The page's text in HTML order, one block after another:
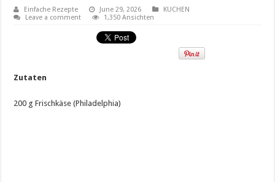
Einfache Rezepte June 29, 2026
KUCHEN
Leave a comment
1,350 Ansichten
Zutaten
200 g Frischkäse (Philadelphia)